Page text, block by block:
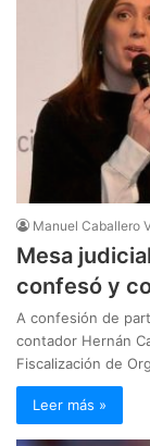
Manuel Caballero
Mesa
confesó y
A confesión de
contador Hernán
Fiscalización de
Leer más »